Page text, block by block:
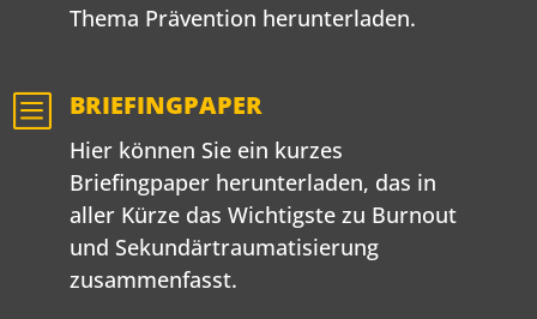
Thema Prävention herunterladen.
b BRIEFINGPAPER
Hier können Sie ein kurzes
Briefingpaper herunterladen, das in
aller Kürze das Wichtigste zu Burnout
und Sekundärtraumatisierung
zusammenfasst.